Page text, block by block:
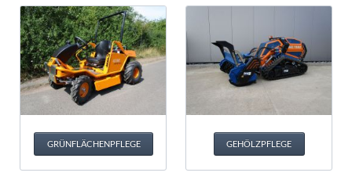
GRÜNFLÄCHENPFLEGE GEHÖLZPFLEGE